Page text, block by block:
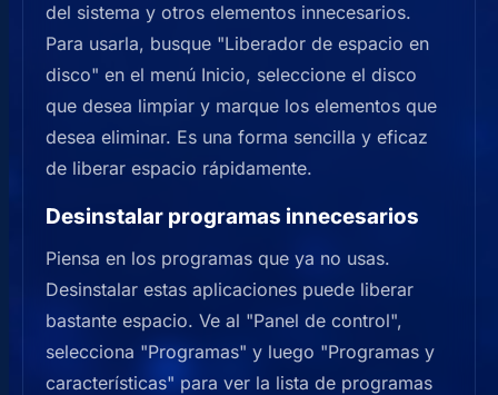
del sistema y otros elementos innecesarios.
Para usarla, busque "Liberador de espacio en
disco" en el menú Inicio, seleccione el disco
que desea limpiar y marque los elementos que
desea eliminar. Es una forma sencilla y eficaz
de liberar espacio rápidamente.
Desinstalar programas innecesarios
Piensa en los programas que ya no usas.
Desinstalar estas aplicaciones puede liberar
bastante espacio. Ve al "Panel de control",
selecciona "Programas" y luego "Programas y
características" para ver la lista de programas